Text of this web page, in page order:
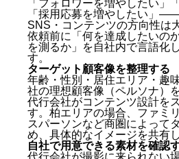
「フォロワーを増やしたい」
「採用応募を増やしたい」
SNS・コンテンツの方向性は
依頼前に「何を達成したいの
を測るか」を自社内で言語化
す。
ターゲット顧客像を整理する
年齢・性別・居住エリア・趣
社の理想顧客像（ペルソナ）
代行会社がコンテンツ設計を
す。柏エリアの場合、ファミ
スパーソンなど商圏によって
め、具体的なイメージを共有
自社で用意できる素材を確認
代行会社が撮影に来られない